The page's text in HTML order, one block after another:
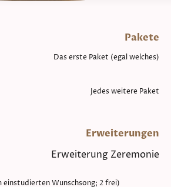
Pakete
Das erste Paket (egal welches)
Jedes weitere Paket
Erweiterungen
Erweiterung Zeremonie
Wunschsong; 2 frei)